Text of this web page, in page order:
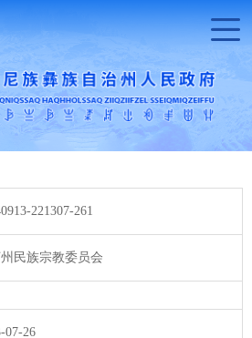
221307-261
民族宗教委员会
07-26